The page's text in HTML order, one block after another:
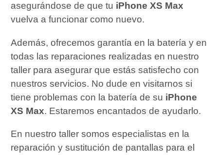
asegurándose de que tu iPhone XS Max
vuelva a funcionar como nuevo.
Además, ofrecemos garantía en la batería y en
todas las reparaciones realizadas en nuestro
taller para asegurar que estás satisfecho con
nuestros servicios. No dude en visitarnos si
tiene problemas con la batería de su iPhone
XS Max. Estaremos encantados de ayudarlo.
En nuestro taller somos especialistas en la
reparación y sustitución de pantallas para el